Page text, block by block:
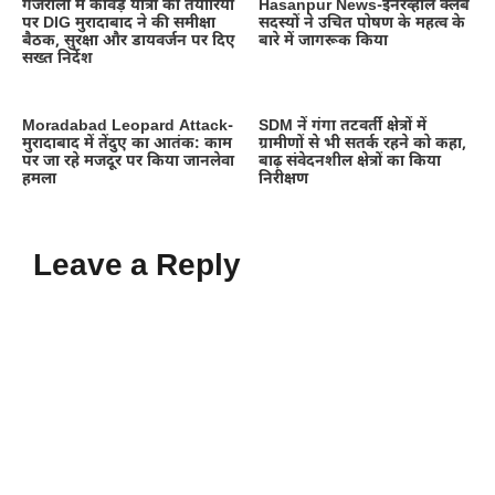
गजरौला में कांवड़ यात्रा की तैयारियों
पर DIG मुरादाबाद ने की समीक्षा
बैठक, सुरक्षा और डायवर्जन पर दिए
सख्त निर्देश
Hasanpur News-इनरव्हील क्लब
सदस्यों ने उचित पोषण के महत्व के
बारे में जागरूक किया
Moradabad Leopard Attack-
मुरादाबाद में तेंदुए का आतंक: काम
पर जा रहे मजदूर पर किया जानलेवा
हमला
SDM नें गंगा तटवर्ती क्षेत्रों में
ग्रामीणों से भी सतर्क रहने को कहा,
बाढ़ संवेदनशील क्षेत्रों का किया
निरीक्षण
Leave a Reply